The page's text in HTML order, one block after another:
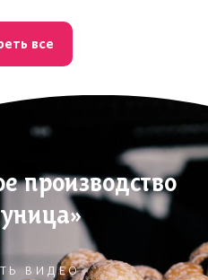
все
производство
ВИДЕО